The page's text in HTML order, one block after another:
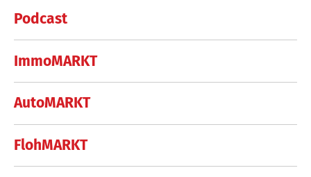
Podcast
ImmoMARKT
AutoMARKT
FlohMARKT